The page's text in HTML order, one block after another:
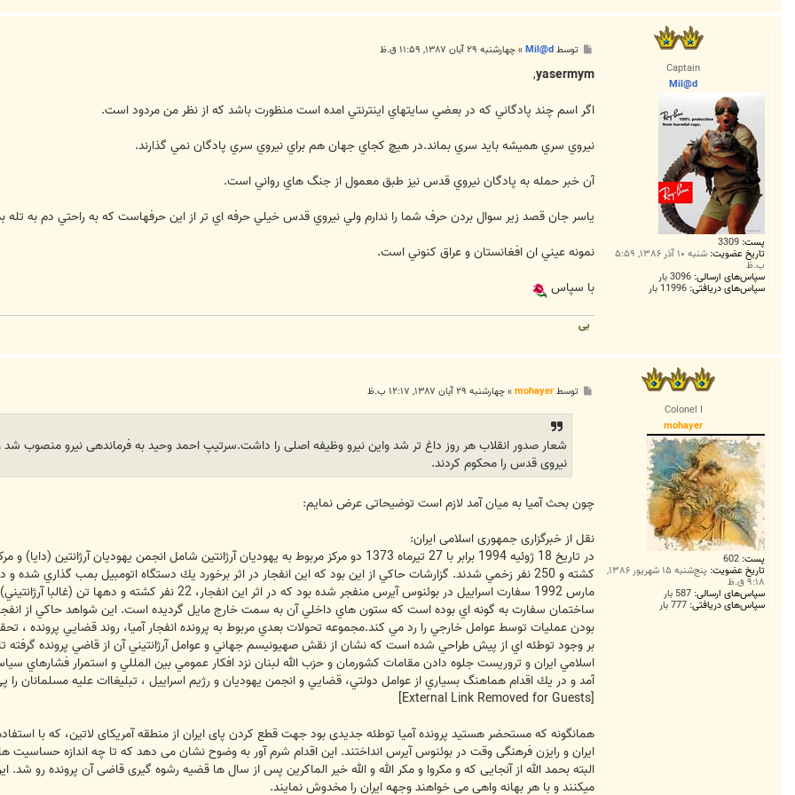
Captain
Mil@d
پست: 3309
تاریخ عضویت: شنبه ۱۰ آذر ۱۳۸۶, ۵:۵۹
ب.ظ
سپاس‌های ارسالی: 3096 بار
سپاس‌های دریافتی: 11996 بار
ت
توسطMil@d
»چهارشنبه ۲۹ آبان ۱۳۸۷, ۱۱:۵۹ ق.ظ
yasermym
,
اگر اسم چند پادگاني که در بعضي سايتهاي اينترنتي امده است منظورت باشد که از نظر من مردود است.
نيروي سري هميشه بايد سري بماند.در هيچ کجاي جهان هم براي نيروي سري پادگان نمي گذارند.
آن خبر حمله به پادگان نيروي قدس نيز طبق معمول از جنگ هاي رواني است.
ياسر جان قصد زير سوال بردن حرف شما را ندارم ولي نيروي قدس خيلي حرفه اي تر از اين حرفهاست که به راحتي دم به تله
نمونه عيني ان افغانستان و عراق کنوني است.
با سپاس
بی
Colonel I
mohayer
پست: 602
تاریخ عضویت: پنج‌شنبه ۱۵ شهریور ۱۳۸۶,
۹:۱۸ ق.ظ
سپاس‌های ارسالی: 587 بار
سپاس‌های دریافتی: 777 بار
توسطmohayer
»چهارشنبه ۲۹ آبان ۱۳۸۷, ۱۲:۱۷ ب.ظ
شعار صدور انقلاب هر روز داغ تر شد واین نیرو وظیفه اصلی را داشت.سرتیپ احمد وحید به فرماندهی نیرو منصوب شد
نیروی قدس را محکوم کردند.
چون بحث آمیا به میان آمد لازم است توضیحاتی عرض نمایم:
نقل از خبرگزاری جمهوری اسلامی ایران:
مارس 1992 سفارت اسراييل در بوئنوس آيرس منفجر شده بود كه در
ساختمان سفارت به گونه اي بوده است كه ستون هاي داخلي آن به سمت خارج مايل گرديده است. اين شواهد حاكي از
بودن عمليات توسط عوامل خارجي را رد مي كند.مجموعه تحولات بعدي مربوط به پرونده انفجار آميا، روند قضايي پرونده ،
بر وجود توطئه اي از پيش طراحي شده است كه نشان از نقش صهيونيسم جهاني و عوامل آرژانتيني آن از قاضي پرونده
آمد و در يك اقدام هماهنگ بسياري از عوامل دولتي، قضايي و انجمن يهوديان و رژيم اسراييل ، تبليغاات عليه مسلمانان را
[External Link Removed for Guests]
همانگونه که مستحضر هستید پرونده آمیا توطئه جدیدی بود جهت قطع کردن پای ایران از منطقه آمریکای لاتین، که با
ایران و رایزن فرهنگی وقت در بوئنوس آیرس انداختند. این اقدام شرم آور به وضوح نشان می دهد که تا چه اندازه حساسیت
البته بحمد الله از آنجایی که و مکروا و مکر الله و الله خير الماکرين پس از سال ها قضیه رشوه گیری قاضی آن پرونده
میکنند و با هر بهانه واهی می خواهند وجهه ایران را مخدوش نمایند.